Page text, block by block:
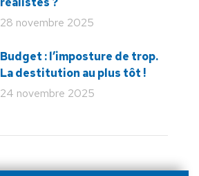
28 novembre 2025
Budget : l’imposture de trop.
La destitution au plus tôt !
24 novembre 2025